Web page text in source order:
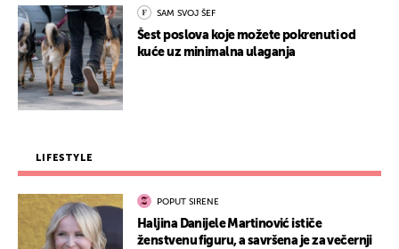
SAM SVOJ ŠEF
Šest poslova koje možete pokrenuti od
kuće uz minimalna ulaganja
LIFESTYLE
POPUT SIRENE
Haljina Danijele Martinović ističe
ženstvenu figuru, a savršena je za večernji